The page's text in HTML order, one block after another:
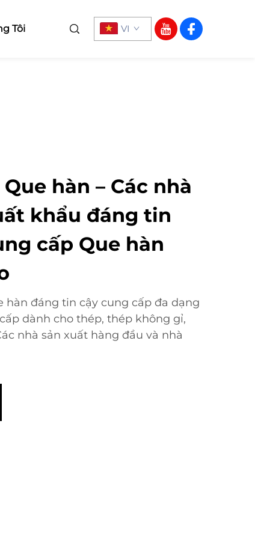
Tôi VI
hàn – Các nhà
khẩu đáng tin
cấp Que hàn
hàn đáng tin cậy cung cấp đa dạng
dành cho thép, thép không gỉ,
nhà sản xuất hàng đầu và nhà